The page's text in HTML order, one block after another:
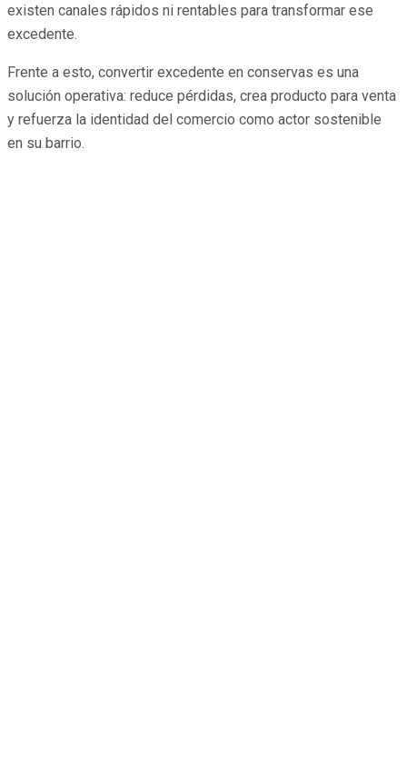
existen canales rápidos ni rentables para transformar ese
excedente.
Frente a esto, convertir excedente en conservas es una
solución operativa: reduce pérdidas, crea producto para venta
y refuerza la identidad del comercio como actor sostenible
en su barrio.